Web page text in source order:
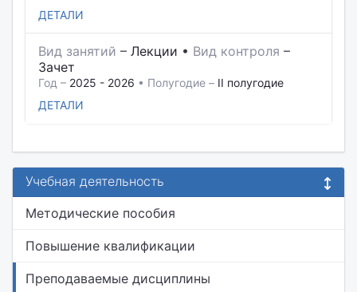
ДЕТАЛИ
Вид занятий – Лекции • Вид контроля –
Зачет
Год – 2025 - 2026 • Полугодие – II полугодие
ДЕТАЛИ
Учебная деятельность
Методические пособия
Повышение квалификации
Преподаваемые дисциплины